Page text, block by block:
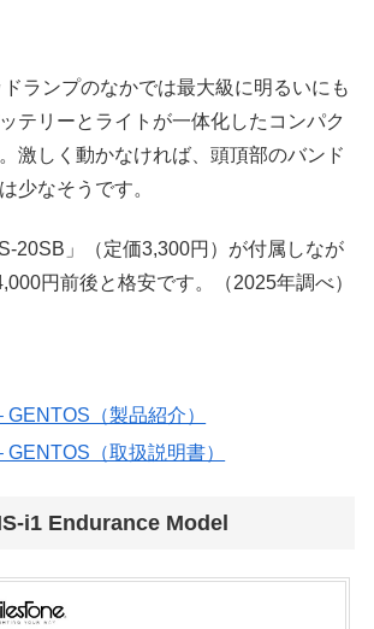
ランプのなかでは最大級に明るいにも
テリーとライトが一体化したコンパク
激しく動かなければ、頭頂部のバンド
少なそうです。
20SB」（定価3,300円）が付属しなが
円前後と格安です。（2025年調べ）
（製品紹介）
（取扱説明書）
i1 Endurance Model